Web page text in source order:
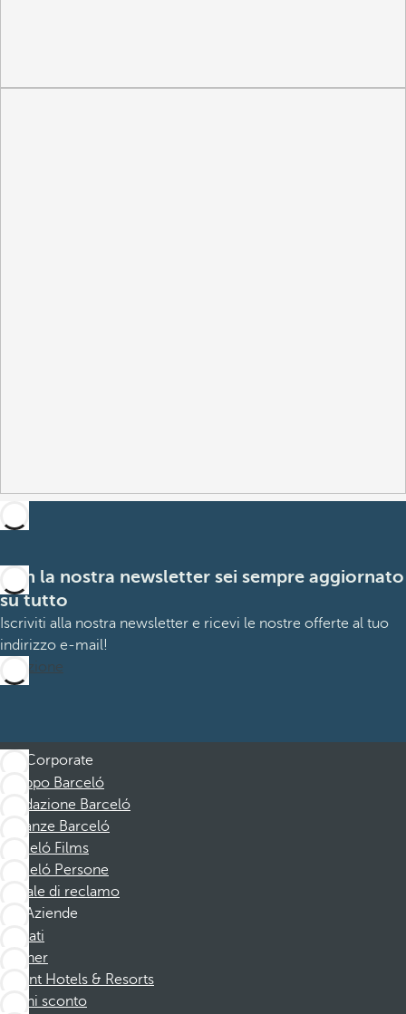
Con la nostra newsletter sei sempre aggiornato
su tutto
Iscriviti alla nostra newsletter e ricevi le nostre offerte al tuo
indirizzo e-mail!
Iscrizione
Corporate
Gruppo Barceló
Fondazione Barceló
Vacanze Barceló
Barceló Films
Barceló Persone
Canale di reclamo
Aziende
Affiliati
Partner
Dorint Hotels & Resorts
Buoni sconto